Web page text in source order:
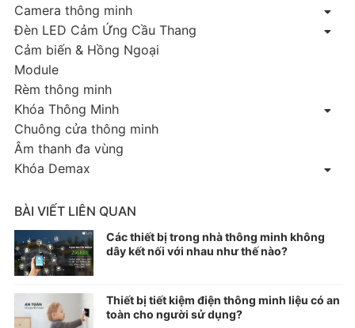
Camera thông minh
Đèn LED Cảm Ứng Cầu Thang
Cảm biến & Hồng Ngoại
Module
Rèm thông minh
Khóa Thông Minh
Chuông cửa thông minh
Âm thanh đa vùng
Khóa Demax
BÀI VIẾT LIÊN QUAN
Các thiết bị trong nhà thông minh không
dây kết nối với nhau như thế nào?
Thiết bị tiết kiệm điện thông minh liệu có an
toàn cho người sử dụng?